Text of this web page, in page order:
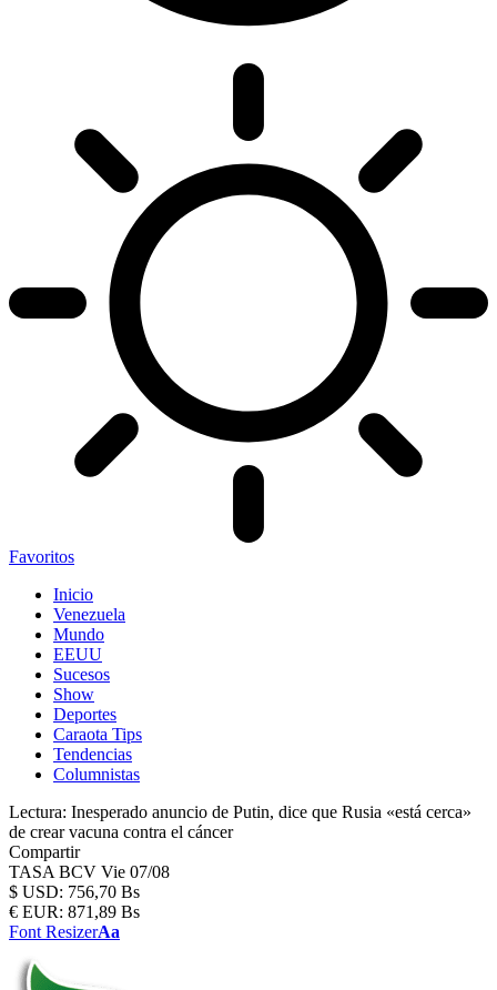
Favoritos
Inicio
Venezuela
Mundo
EEUU
Sucesos
Show
Deportes
Caraota Tips
Tendencias
Columnistas
Lectura: Inesperado anuncio de Putin, dice que Rusia «está cerca»
de crear vacuna contra el cáncer
Compartir
TASA BCV Vie 07/08
$ USD: 756,70 Bs
€ EUR: 871,89 Bs
Font ResizerAa